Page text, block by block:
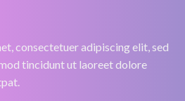
consectetuer adipiscing elit, sed
tincidunt ut laoreet dolore